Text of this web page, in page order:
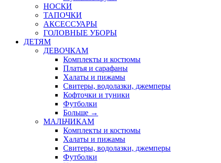
НОСКИ
ТАПОЧКИ
АКСЕССУАРЫ
ГОЛОВНЫЕ УБОРЫ
ДЕТЯМ
ДЕВОЧКАМ
Комплекты и костюмы
Платья и сарафаны
Халаты и пижамы
Свитеры, водолазки, джемперы
Кофточки и туники
Футболки
Больше →
МАЛЬЧИКАМ
Комплекты и костюмы
Халаты и пижамы
Свитеры, водолазки, джемперы
Футболки